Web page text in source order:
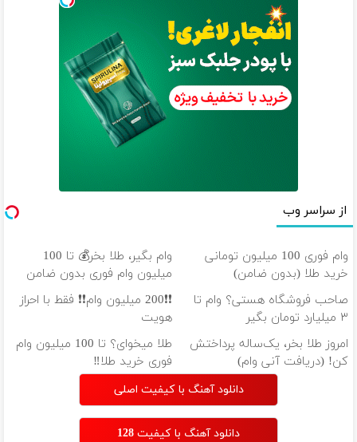
از سراسر وب
وام فوری 100 میلیون تومانی
خرید طلا (بدون ضامن)
وام بگیر، طلا بخر💰 تا 100
میلیون وام فوری بدون ضامن
صاحب فروشگاه هستی؟ وام تا
۳ میلیارد تومان بگیر
❗❗200 میلیون وام❗❗ فقط با احراز
هویت
امروز طلا بخر، یک‌ساله پرداختش
کن! (دریافت آنی وام)
طلا میخوای؟ تا 100 میلیون وام
فوری خرید طلا‼️
دانلود آهنگ با کیفیت اصلی
دانلود آهنگ با کیفیت 128